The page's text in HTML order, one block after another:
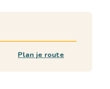
Plan je route